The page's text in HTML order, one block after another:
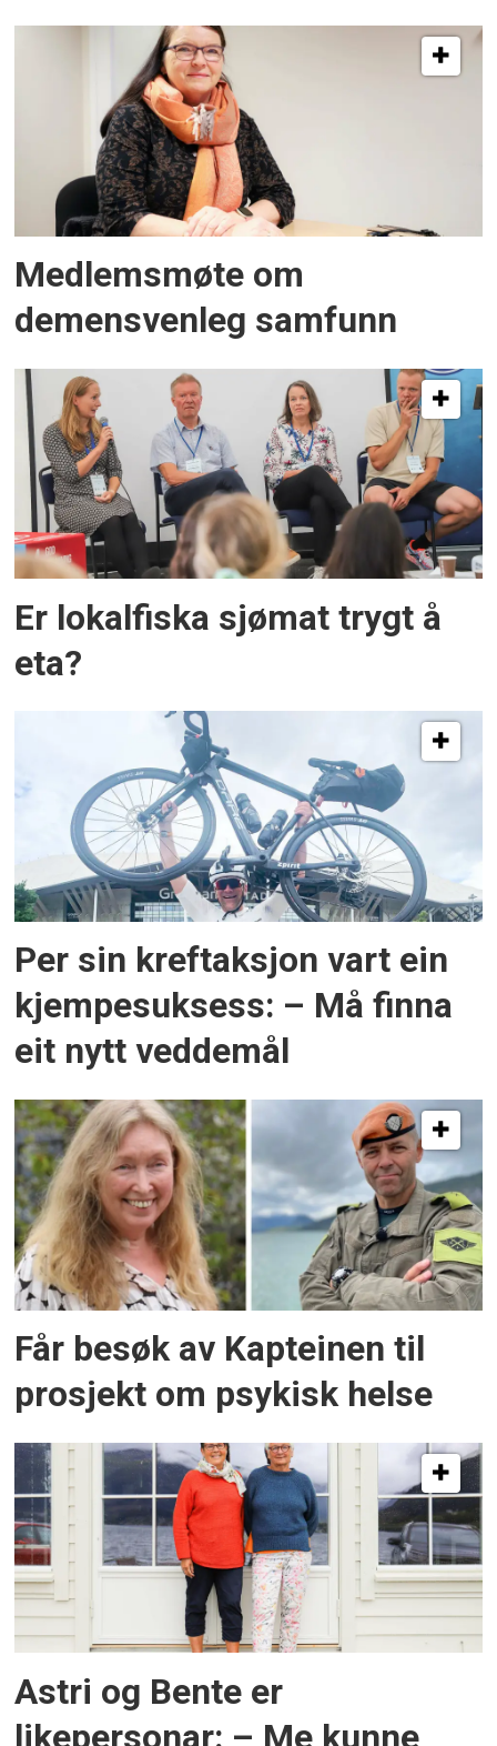
Medlemsmøte om
demensvenleg samfunn
Er lokalfiska sjømat trygt å
eta?
Per sin kreftaksjon vart ein
kjempesuksess: – Må finna
eit nytt veddemål
Får besøk av Kapteinen til
prosjekt om psykisk helse
Astri og Bente er
likepersonar: – Me kunne